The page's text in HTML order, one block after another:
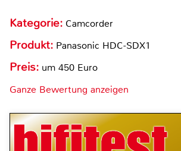
Kategorie: Camcorder
Produkt: Panasonic HDC-SDX1
Preis: um 450 Euro
Ganze Bewertung anzeigen